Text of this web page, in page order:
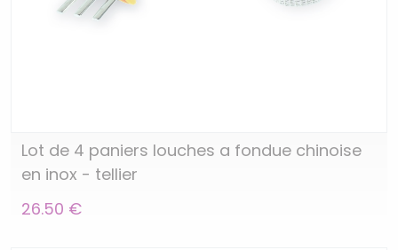
Lot de 4 paniers louches a fondue chinoise
en inox - tellier
26.50 €